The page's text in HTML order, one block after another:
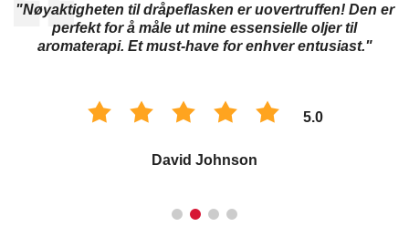
"Nøyaktigheten til dråpeflasken er uovertruffen! Den er
perfekt for å måle ut mine essensielle oljer til
aromaterapi. Et must-have for enhver entusiast."
5.0
David Johnson